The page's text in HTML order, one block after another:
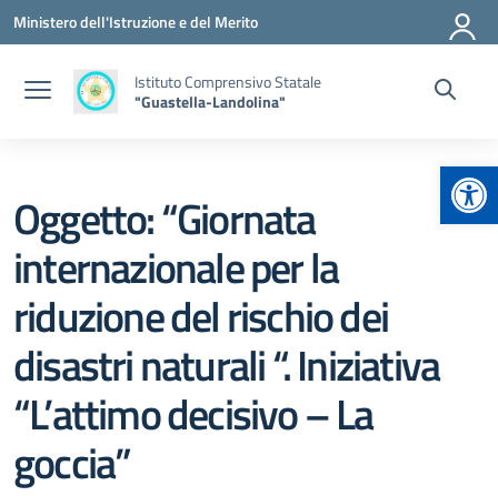
Vai ai contenuti
Vai al menu di navigazione
Vai al footer
Ministero dell'Istruzione e del Merito
Istituto Comprensivo Statale
"Guastella-Landolina"
Oggetto: “Giornata
internazionale per la
riduzione del rischio dei
disastri naturali “. Iniziativa
“L’attimo decisivo – La
goccia”